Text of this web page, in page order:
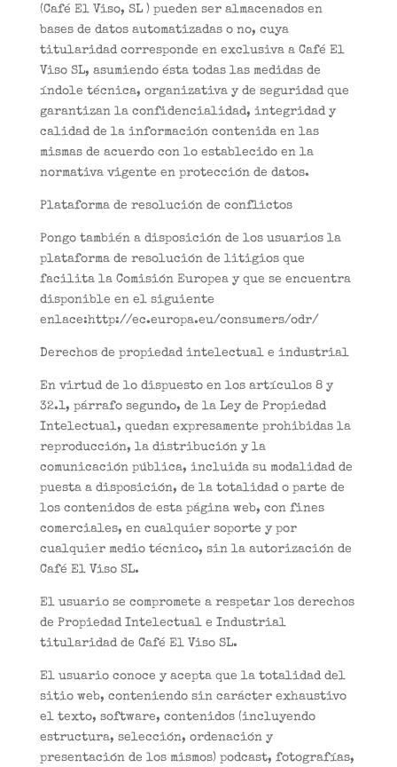
(Café El Viso, SL ) pueden ser almacenados en
bases de datos automatizadas o no, cuya
titularidad corresponde en exclusiva a Café El
Viso SL, asumiendo ésta todas las medidas de
índole técnica, organizativa y de seguridad que
garantizan la confidencialidad, integridad y
calidad de la información contenida en las
mismas de acuerdo con lo establecido en la
normativa vigente en protección de datos.
Plataforma de resolución de conflictos
Pongo también a disposición de los usuarios la
plataforma de resolución de litigios que
facilita la Comisión Europea y que se encuentra
disponible en el siguiente
enlace:http://ec.europa.eu/consumers/odr/
Derechos de propiedad intelectual e industrial
En virtud de lo dispuesto en los artículos 8 y
32.1, párrafo segundo, de la Ley de Propiedad
Intelectual, quedan expresamente prohibidas la
reproducción, la distribución y la
comunicación pública, incluida su modalidad de
puesta a disposición, de la totalidad o parte de
los contenidos de esta página web, con fines
comerciales, en cualquier soporte y por
cualquier medio técnico, sin la autorización de
Café El Viso SL.
El usuario se compromete a respetar los derechos
de Propiedad Intelectual e Industrial
titularidad de Café El Viso SL.
El usuario conoce y acepta que la totalidad del
sitio web, conteniendo sin carácter exhaustivo
el texto, software, contenidos (incluyendo
estructura, selección, ordenación y
presentación de los mismos) podcast, fotografías,